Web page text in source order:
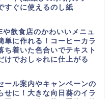
すぐに使えるのし紙
や飲食店のかわいいメニュ
単に作れる！コーヒーカラ
ち着いた色合いでテキスト
けでおしゃれに仕上がる
ール案内やキャンペーンの
せに！大きな向日葵のイラ